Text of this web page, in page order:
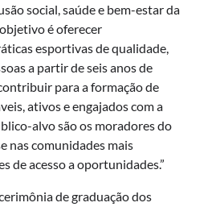
social, saúde e bem-estar da
é oferecer
esportivas de qualidade,
a partir de seis anos de
para a formação de
ativos e engajados com a
alvo são os moradores do
nas comunidades mais
de acesso a oportunidades.”
de graduação dos